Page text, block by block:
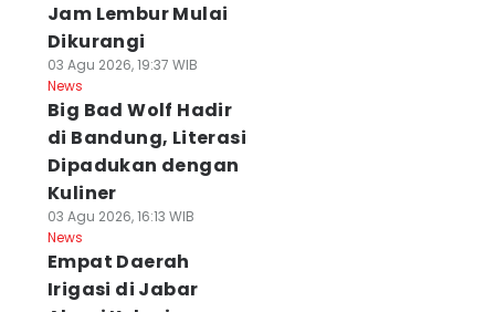
Jam Lembur Mulai
Dikurangi
03 Agu 2026, 19:37 WIB
News
Big Bad Wolf Hadir
di Bandung, Literasi
Dipadukan dengan
Kuliner
03 Agu 2026, 16:13 WIB
News
Empat Daerah
Irigasi di Jabar